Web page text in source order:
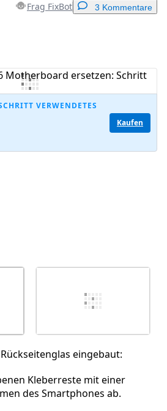
Frag FixBot 3 Kommentare
Kommentieren
VERWENDETES
Kaufen
eingebaut:
Kleberreste mit einer
des Smartphones ab.